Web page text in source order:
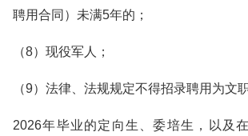
聘用合同）未满5年的；
（8）现役军人；
（9）法律、法规规定不得招录聘用为文
2026年毕业的定向生、委培生，以及